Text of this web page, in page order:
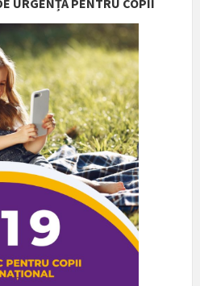
URGENȚĂ PENTRU COPII